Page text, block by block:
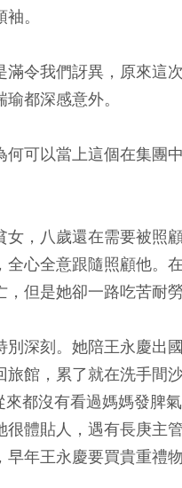
。
滿令我們訝異，原來這
都深感意外。
何可以當上這個在集團
女，八歲還在需要被照
全心全意跟隨照顧他。
但是她卻一路吃苦耐
深刻。她陪王永慶出
旅館，累了就在洗手間
來都沒有看過媽媽發脾
很體貼人，遇有長庚主
年王永慶要買貴重禮